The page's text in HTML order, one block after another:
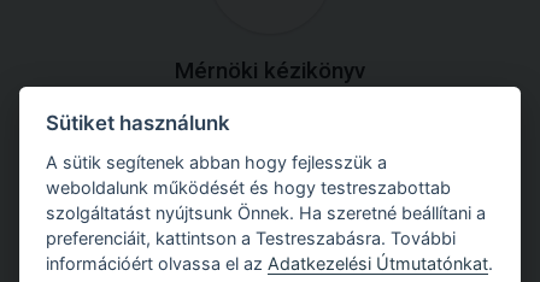
Mérnöki kézikönyv
Töltse le útmutatónkat az összes elméleti anyaggal és
gyakorlati példával!
Sütiket használunk
A sütik segítenek abban hogy fejlesszük a
weboldalunk működését és hogy testreszabottab
szolgáltatást nyújtsunk Önnek. Ha szeretné beállítani a
preferenciáit, kattintson a Testreszabásra. További
információért olvassa el az Adatkezelési Útmutatónkat.